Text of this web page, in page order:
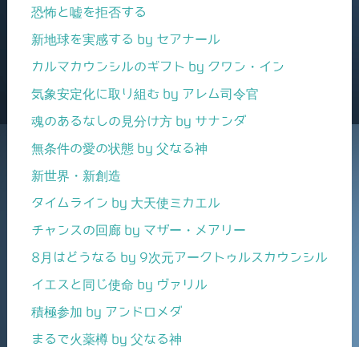
恐怖と嘘を拒否する
新地球を実感する by セアナール
カルマカウンシルのギフト by クワン・イン
気象安定化に取り組む by アレム司令官
魂のあるなしの見分け方 by サナンダ
無条件の愛の状態 by 父なる神
新世界・新創造
タイムライン by 大天使ミカエル
チャンスの回廊 by マザー・メアリー
8月はどうなる by 9次元アークトゥルスカウンシル
イエスと同じ使命 by ヴァリル
積極参加 by アンドロメダ
まるで火薬樽 by 父なる神